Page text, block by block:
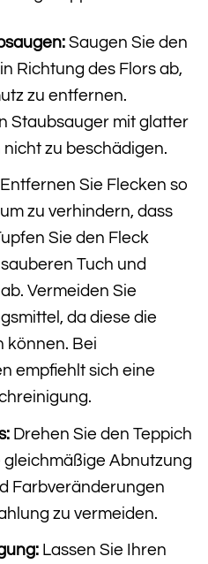
Saugen Sie den
Richtung des Flors ab,
zu entfernen.
Staubsauger mit glatter
nicht zu beschädigen.
Sie Flecken so
zu verhindern, dass
Sie den Fleck
Tuch und
Vermeiden Sie
da diese die
können. Bei
empfiehlt sich eine
Drehen Sie den Teppich
gleichmäßige Abnutzung
Farbveränderungen
zu vermeiden.
Lassen Sie Ihren